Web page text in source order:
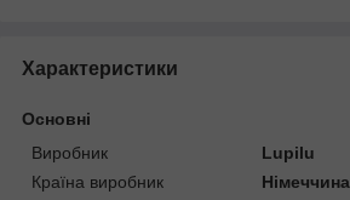
Характеристики
Основні
Виробник
Lupilu
Країна виробник
Німеччина